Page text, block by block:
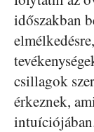
időszakban
csillagok
érkeznek,